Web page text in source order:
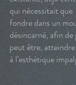
qui nécessitait
fondre dans un
désincarné, afin
peut être,
à l'esthétique